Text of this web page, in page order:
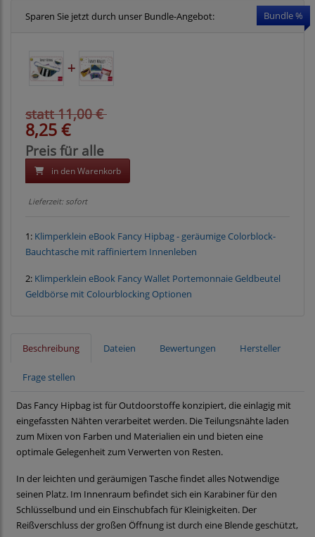
Sparen Sie jetzt durch unser Bundle-Angebot: Bundle %
statt 11,00 €
8,25 €
Preis für alle
in den Warenkorb
Lieferzeit: sofort
1: Klimperklein eBook Fancy Hipbag - geräumige Colorblock-
Bauchtasche mit raffiniertem Innenleben
2: Klimperklein eBook Fancy Wallet Portemonnaie Geldbeutel
Geldbörse mit Colourblocking Optionen
Beschreibung Dateien Bewertungen Hersteller
Frage stellen
Das Fancy Hipbag ist für Outdoorstoffe konzipiert, die einlagig mit
eingefassten Nähten verarbeitet werden. Die Teilungsnähte laden
zum Mixen von Farben und Materialien ein und bieten eine
optimale Gelegenheit zum Verwerten von Resten.
In der leichten und geräumigen Tasche findet alles Notwendige
seinen Platz. Im Innenraum befindet sich ein Karabiner für den
Schlüsselbund und ein Einschubfach für Kleinigkeiten. Der
Reißverschluss der großen Öffnung ist durch eine Blende geschützt,